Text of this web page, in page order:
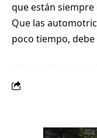
que están siempre
Que las
poco tiempo,